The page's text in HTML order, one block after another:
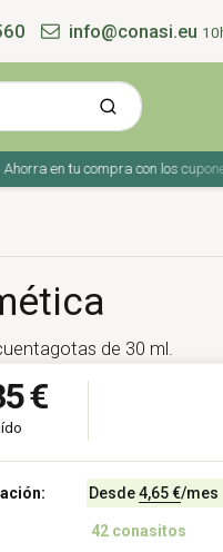
info@conasi.eu
en tu compra con los cupones
de 30 ml.
€
Desde4,65 €/mes
42conasitos